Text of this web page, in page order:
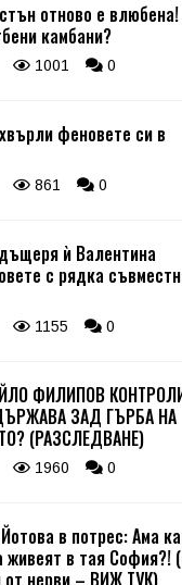
отново е
камбани?
1001 0
феновете си в
861 0
ѝ Валентина
с рядка
1155 0
ФИЛИПОВ
ЗАД ГЪРБА НА
(РАЗСЛЕДВАНЕ)
1960 0
в потрес: Ама
живеят в тая София?!
от нерви – ВИЖ ТУК)